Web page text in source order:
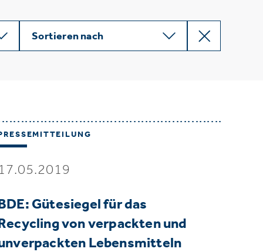
Sortieren nach
17.05.2019
Gütesiegel für das
von verpackten und
Lebensmitteln